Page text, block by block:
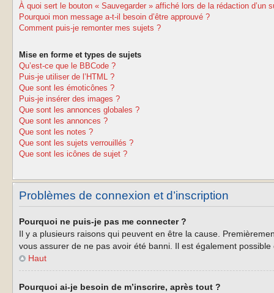
À quoi sert le bouton « Sauvegarder » affiché lors de la rédaction d’un
Pourquoi mon message a-t-il besoin d’être approuvé ?
Comment puis-je remonter mes sujets ?
Mise en forme et types de sujets
Qu’est-ce que le BBCode ?
Puis-je utiliser de l’HTML ?
Que sont les émoticônes ?
Puis-je insérer des images ?
Que sont les annonces globales ?
Que sont les annonces ?
Que sont les notes ?
Que sont les sujets verrouillés ?
Que sont les icônes de sujet ?
Problèmes de connexion et d’inscription
Pourquoi ne puis-je pas me connecter ?
Il y a plusieurs raisons qui peuvent en être la cause.
vous assurer de ne pas avoir été banni. Il est également
Haut
Pourquoi ai-je besoin de m’inscrire, après tout ?